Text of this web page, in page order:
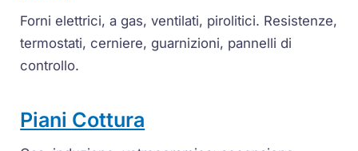
Forni elettrici, a gas, ventilati, pirolitici. Resistenze,
termostati, cerniere, guarnizioni, pannelli di
controllo.
Piani Cottura